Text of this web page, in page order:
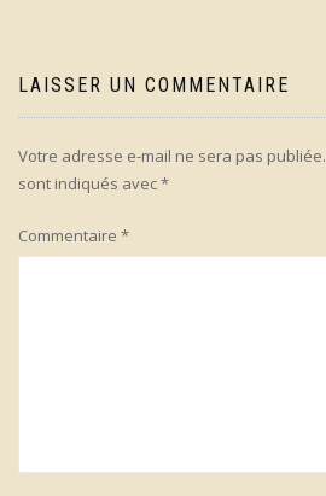
LAISSER UN COMMENTAIRE
Votre adresse e-mail ne sera pas publiée.
sont indiqués avec*
Commentaire *